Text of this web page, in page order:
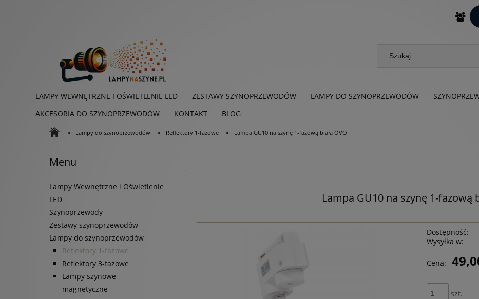
LAMPY WEWNĘTRZNE I OŚWIETLENIE LED ZESTAWY SZYNOPRZEWODÓW LAMPY DO SZYNOPRZEWODÓW
AKCESORIA DO SZYNOPRZEWODÓW
KONTAKT BLOG
» Lampy do szynoprzewodów » Reflektory 1-fazowe » Lampa GU10 na szynę 1-fazową biała OVO
Menu
Lampy Wewnętrzne i Oświetlenie
LED
Szynoprzewody
Zestawy szynoprzewodów
Lampy do szynoprzewodów
Reflektory 1-fazowe
Reflektory 3-fazowe
Lampy szynowe
magnetyczne
Lampa GU10 na szynę 1-fazową
Dostępność:
Wysyłka w:
Cena:
szt.